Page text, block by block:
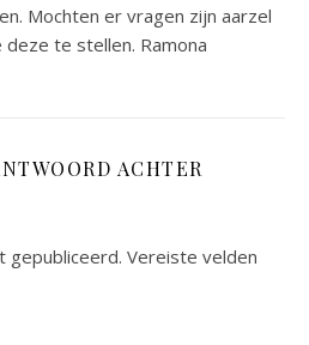
Mochten er vragen zijn aarzel
te stellen. Ramona
ACHTER
gepubliceerd. Vereiste velden